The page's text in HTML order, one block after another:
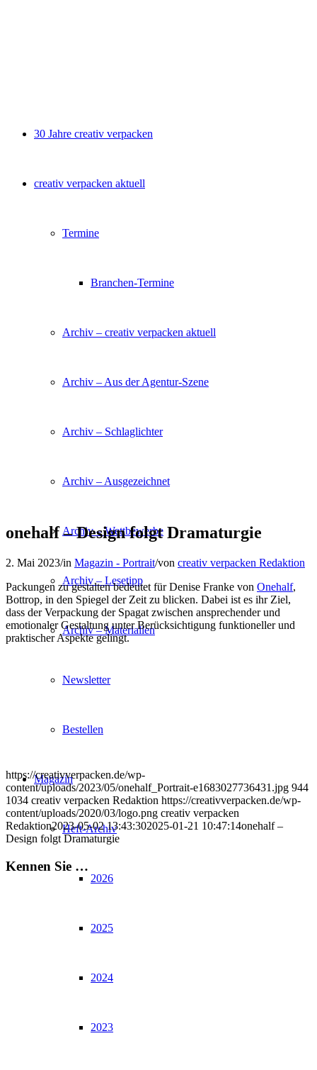
30 Jahre creativ verpacken
creativ verpacken aktuell
Termine
Branchen-Termine
Archiv – creativ verpacken aktuell
Archiv – Aus der Agentur-Szene
Archiv – Schlaglichter
Archiv – Ausgezeichnet
Archiv – Wettbewerbe
Archiv – Lesetipp
Archiv – Materialien
Newsletter
Bestellen
Magazin
Heft-Archiv
2026
2025
2024
2023
onehalf – Design folgt Dramaturgie
2. Mai 2023/in Magazin - Portrait/von creativ verpacken Redaktion
Packungen zu gestalten bedeutet für Denise Franke von Onehalf,
Bottrop, in den Spiegel der Zeit zu blicken. Dabei ist es ihr Ziel,
dass der Verpackung der Spagat zwischen ansprechender und
emotionaler Gestaltung unter Berücksichtigung funktioneller und
praktischer Aspekte gelingt.
https://creativverpacken.de/wp-
content/uploads/2023/05/onehalf_Portrait-e1683027736431.jpg 944
1034 creativ verpacken Redaktion https://creativverpacken.de/wp-
content/uploads/2020/03/logo.png creativ verpacken
Redaktion2023-05-02 13:43:302025-01-21 10:47:14onehalf –
Design folgt Dramaturgie
Kennen Sie …